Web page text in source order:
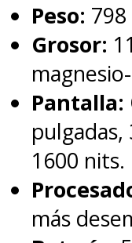
Peso:
Grosor:
Pantalla:
pulgadas,
1600 nits.
más